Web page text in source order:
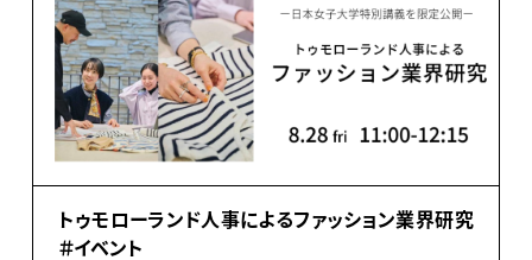
トゥモローランド人事によるファッション業界研究
＃イベント